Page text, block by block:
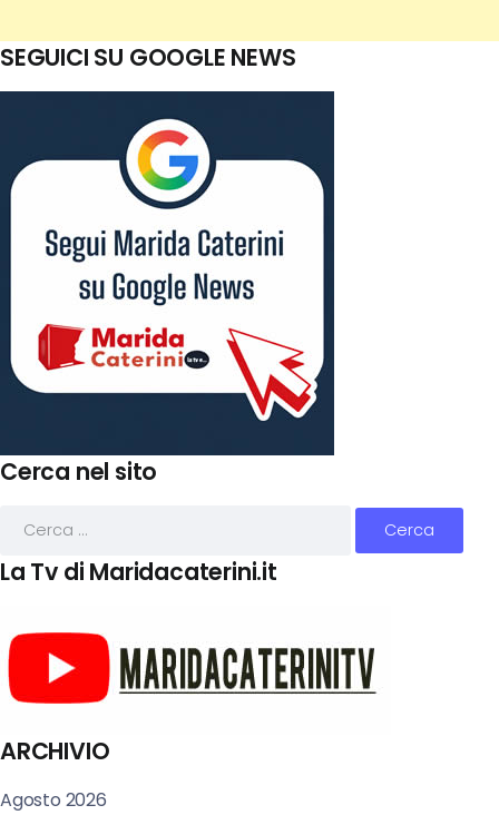
SEGUICI SU GOOGLE NEWS
Cerca nel sito
La Tv di Maridacaterini.it
ARCHIVIO
Agosto 2026